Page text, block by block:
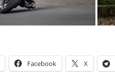
Facebook X